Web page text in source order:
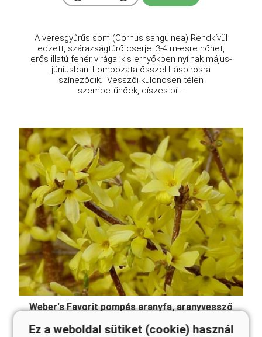
A veresgyűrűs som (Cornus sanguinea) Rendkívül
edzett, szárazságtűrő cserje. 3-4 m-esre nőhet,
erős illatú fehér virágai kis ernyőkben nyílnak május-
júniusban. Lombozata ősszel liláspirosra
színeződik. Vesszői különösen télen
szembetűnőek, díszes bí ...
Weber's Favorit pompás aranyfa, aranyvessző
Ez a weboldal sütiket (cookie) használ